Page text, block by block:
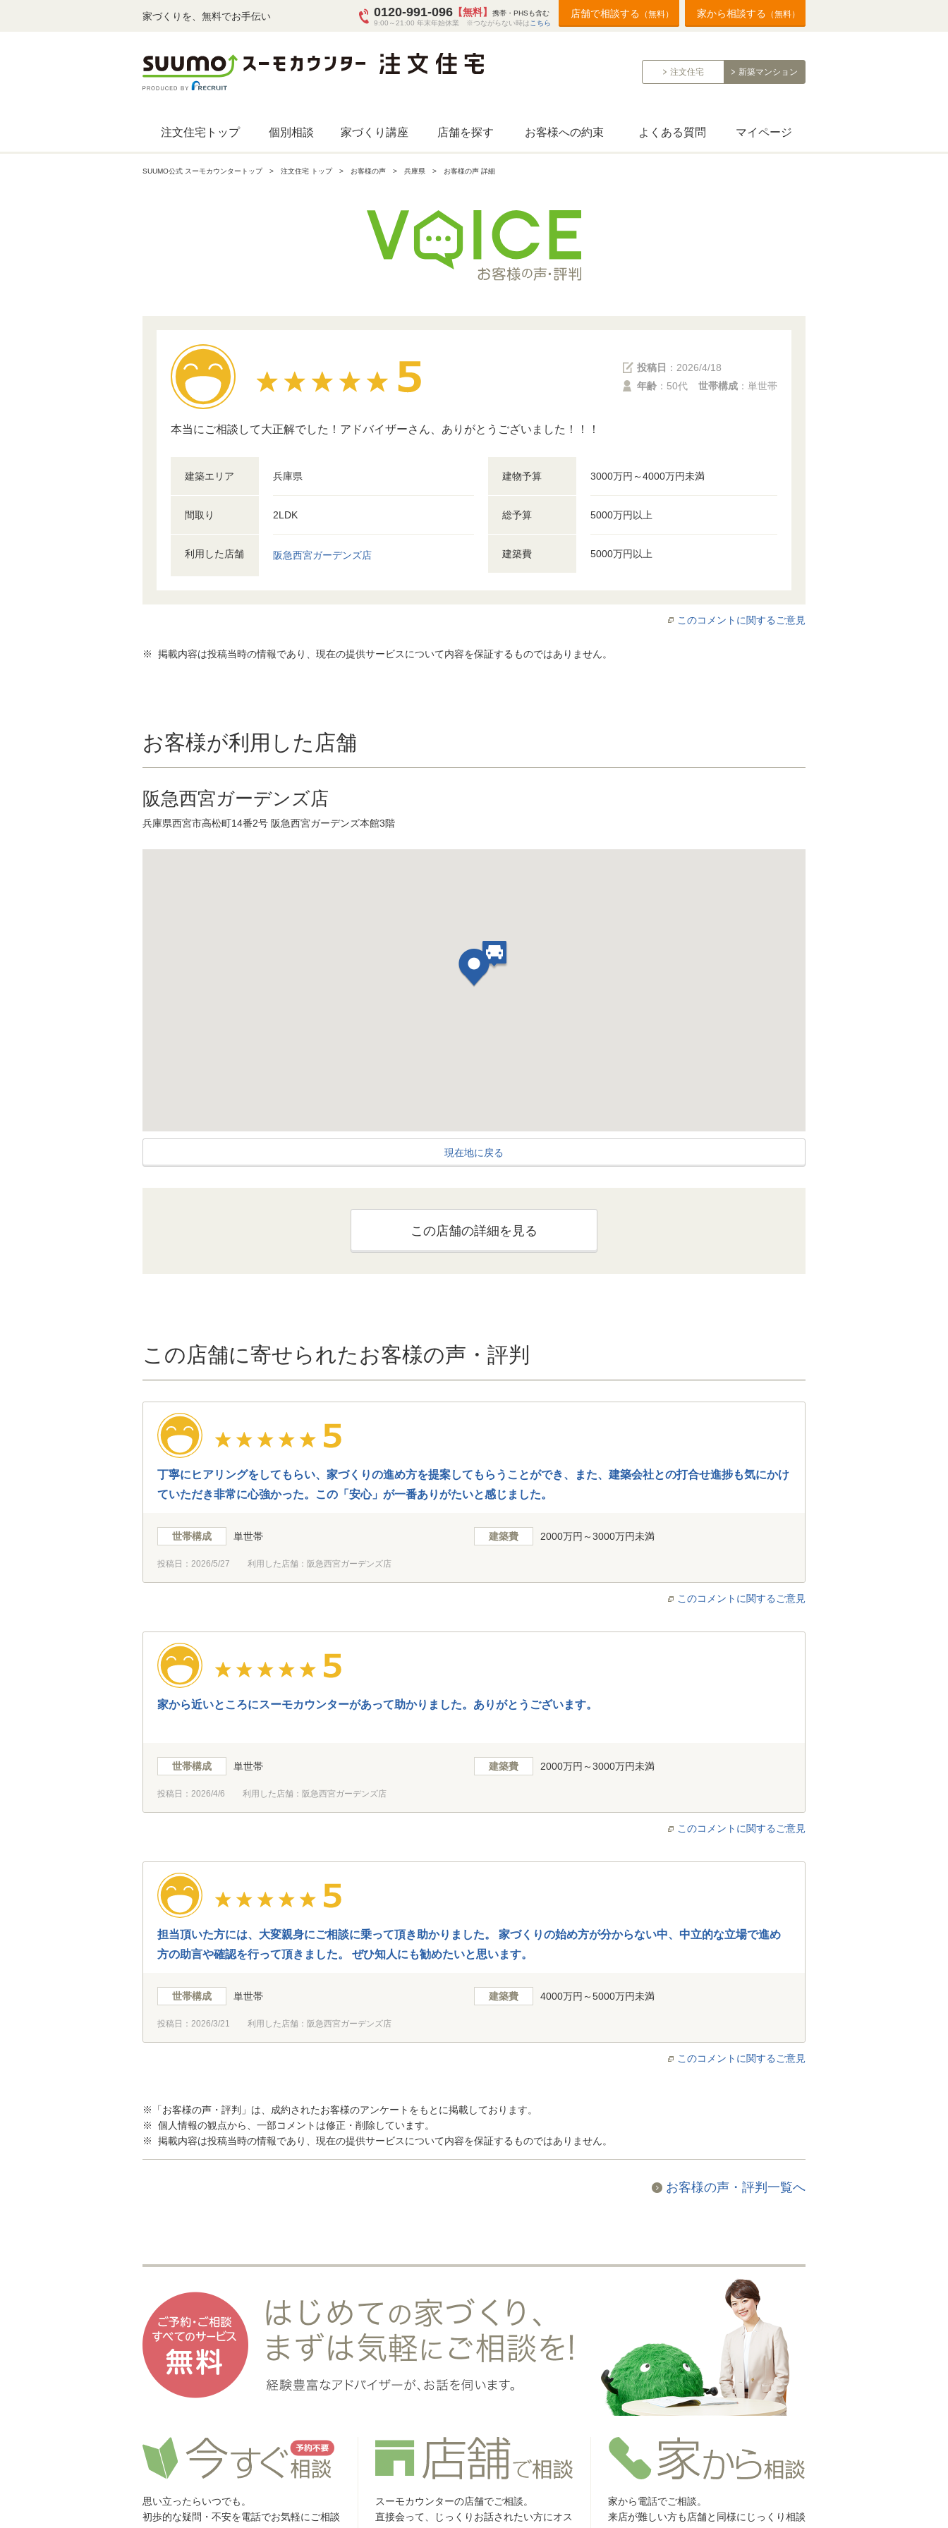
家づくりを、無料でお手伝い 0120-991-096 【無料】
携帯・PHSも含む
9:00～21:00 年末年始休業 ※つながらない時は こちら
店舗で相談する （無料） 家から相談する （無料）
注文住宅 新築マンション
注文住宅トップ 個別相談 家づくり講座 店舗を探す お客様への約束 よくある質問 マイページ
SUUMO公式 スーモカウンタートップ 注文住宅 トップ お客様の声 兵庫県 お客様の声 詳細
投稿日 ： 2026/4/18
年齢 ：50代 世帯構成 ：単世帯
本当にご相談して大正解でした！アドバイザーさん、ありがとうございました！！！
建築エリア 兵庫県
間取り 2LDK
利用した店舗 阪急西宮ガーデンズ店
建物予算 3000万円～4000万円未満
総予算 5000万円以上
建築費 5000万円以上
このコメントに関するご意見
※ 掲載内容は投稿当時の情報であり、現在の提供サービスについて内容を保証するものではありません。
お客様が利用した店舗
阪急西宮ガーデンズ店
兵庫県西宮市高松町14番2号 阪急西宮ガーデンズ本館3階
現在地に戻る
この店舗の詳細を見る
この店舗に寄せられたお客様の声・評判
丁寧にヒアリングをしてもらい、家づくりの進め方を提案してもらうことができ、また、建築会社との打合せ進捗も気にかけ
ていただき非常に心強かった。この「安心」が一番ありがたいと感じました。
世帯構成 単世帯 建築費 2000万円～3000万円未満
投稿日： 2026/5/27 利用した店舗：阪急西宮ガーデンズ店
このコメントに関するご意見
家から近いところにスーモカウンターがあって助かりました。ありがとうございます。
世帯構成 単世帯 建築費 2000万円～3000万円未満
投稿日： 2026/4/6 利用した店舗：阪急西宮ガーデンズ店
このコメントに関するご意見
担当頂いた方には、大変親身にご相談に乗って頂き助かりました。 家づくりの始め方が分からない中、中立的な立場で進め
方の助言や確認を行って頂きました。 ぜひ知人にも勧めたいと思います。
世帯構成 単世帯 建築費 4000万円～5000万円未満
投稿日： 2026/3/21 利用した店舗：阪急西宮ガーデンズ店
このコメントに関するご意見
※「お客様の声・評判」は、成約されたお客様のアンケートをもとに掲載しております。
※ 個人情報の観点から、一部コメントは修正・削除しています。
※ 掲載内容は投稿当時の情報であり、現在の提供サービスについて内容を保証するものではありません。
お客様の声・評判一覧へ
思い立ったらいつでも。
初歩的な疑問・不安を電話でお気軽にご相談
スーモカウンターの店舗でご相談。
直接会って、じっくりお話されたい方にオス
家から電話でご相談。
来店が難しい方も店舗と同様にじっくり相談